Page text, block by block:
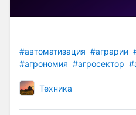
#автоматизация #аграрии
#агрономия #агросектор
Техника